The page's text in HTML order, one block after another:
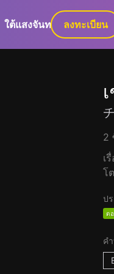
ใต้แสงจันทร์ GaLa+
ลงทะเบียน
2
เ
โ
ป
ต
ค